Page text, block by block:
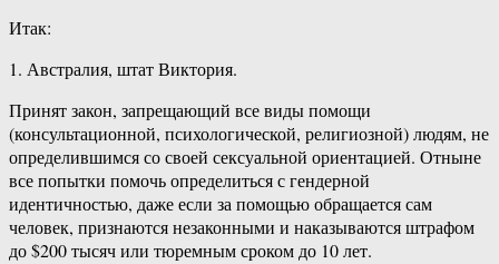
Итак:
1. Австралия, штат Виктория.
Принят закон, запрещающий все виды помощи
(консультационной, психологической, религиозной) людям, не
определившимся со своей сексуальной ориентацией. Отныне
все попытки помочь определиться с гендерной
идентичностью, даже если за помощью обращается сам
человек, признаются незаконными и наказываются штрафом
до $200 тысяч или тюремным сроком до 10 лет.